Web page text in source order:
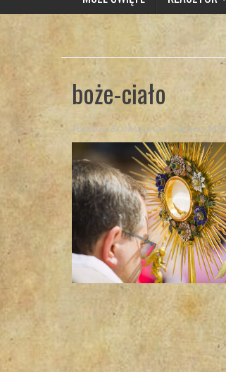
boże-ciało
Posted ByBrat Marcin on 7 czerwca 2023
Post
navigation